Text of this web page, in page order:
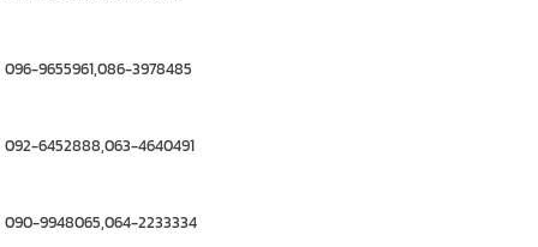
096-9655961,086-3978485
092-6452888,063-4640491
090-9948065,064-2233334